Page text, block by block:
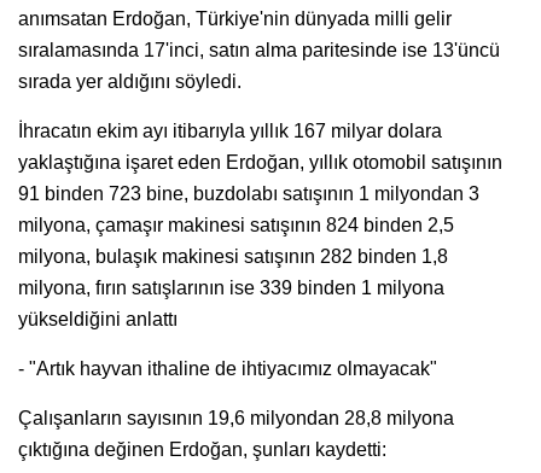
anımsatan Erdoğan, Türkiye'nin dünyada milli gelir
sıralamasında 17'inci, satın alma paritesinde ise 13'üncü
sırada yer aldığını söyledi.
İhracatın ekim ayı itibarıyla yıllık 167 milyar dolara
yaklaştığına işaret eden Erdoğan, yıllık otomobil satışının
91 binden 723 bine, buzdolabı satışının 1 milyondan 3
milyona, çamaşır makinesi satışının 824 binden 2,5
milyona, bulaşık makinesi satışının 282 binden 1,8
milyona, fırın satışlarının ise 339 binden 1 milyona
yükseldiğini anlattı
- "Artık hayvan ithaline de ihtiyacımız olmayacak"
Çalışanların sayısının 19,6 milyondan 28,8 milyona
çıktığına değinen Erdoğan, şunları kaydetti: